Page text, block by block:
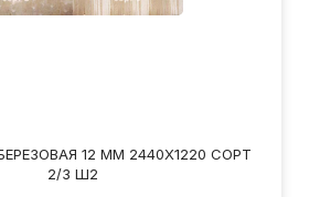
12 ММ 2440Х1220 СОРТ
2/3 Ш2